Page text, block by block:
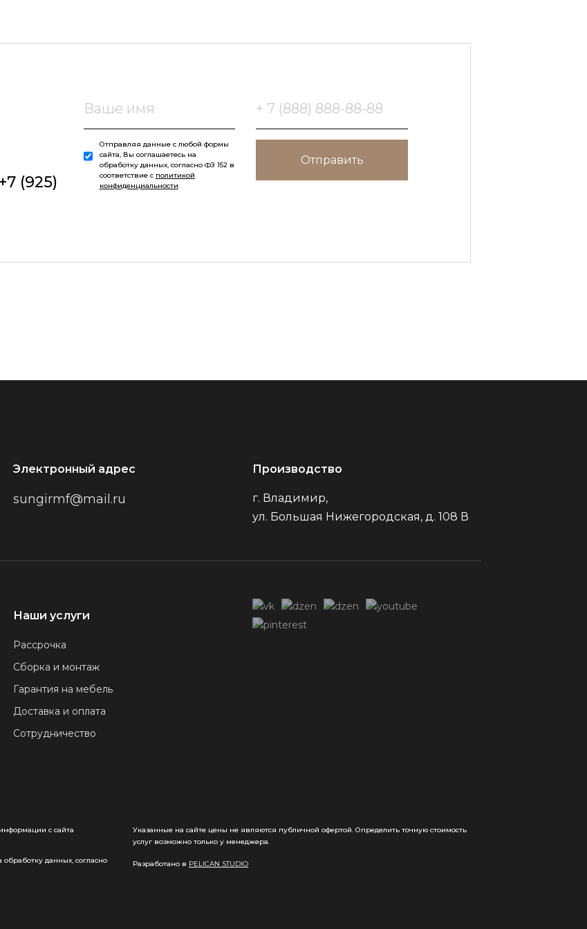
+7 (925)
Отправляя данные с любой формы
сайта, Вы соглашаетесь на
обработку данных, согласно ФЗ 152 в
соответствие с политикой
конфиденциальности.
Электронный адрес
sungirmf@mail.ru
Производство
г. Владимир,
ул. Большая Нижегородская, д. 108 В
Наши услуги
Рассрочка
Сборка и монтаж
Гарантия на мебель
Доставка и оплата
Сотрудничество
с сайта
данных, согласно
Указанные на сайте цены не являются публичной офертой. Определить точную стоимость
услуг возможно только у менеджера.
Разработано в PELICAN STUDIO